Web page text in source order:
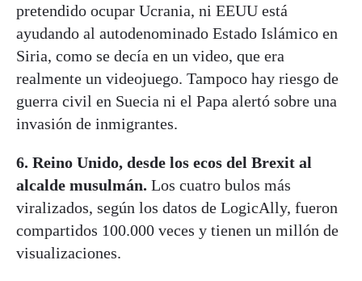
pretendido ocupar Ucrania, ni EEUU está
ayudando al autodenominado Estado Islámico en
Siria, como se decía en un video, que era
realmente un videojuego. Tampoco hay riesgo de
guerra civil en Suecia ni el Papa alertó sobre una
invasión de inmigrantes.
6. Reino Unido, desde los ecos del Brexit al
alcalde musulmán. Los cuatro bulos más
viralizados, según los datos de LogicAlly, fueron
compartidos 100.000 veces y tienen un millón de
visualizaciones.